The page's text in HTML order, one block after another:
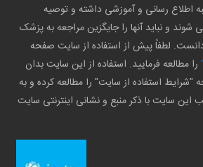
اطلاع رسانی و آموزشی داشته و توصیه
و نباید آنها را جایگزین مراجعه به پزشک
لطفاً پیش از استفاده از سایت صفحه
را مطالعه فرمایید. استفاده از این سایت بدان
استفاده از سایت" را مطالعه کرده و به
این سایت با ذکر منبع و نشانی اینترنتی سایت